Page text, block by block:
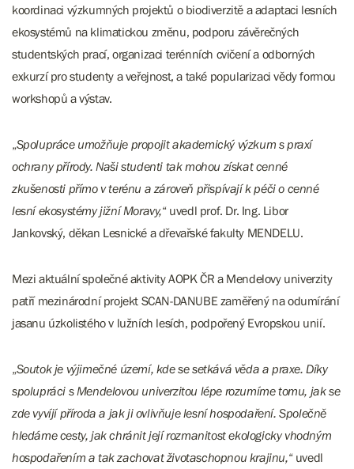
koordinaci výzkumných projektů o biodiverzitě a adaptaci lesních
ekosystémů na klimatickou změnu, podporu závěrečných
studentských prací, organizaci terénních cvičení a odborných
exkurzí pro studenty a veřejnost, a také popularizaci vědy formou
workshopů a výstav.
„Spolupráce umožňuje propojit akademický výzkum s praxí
ochrany přírody. Naši studenti tak mohou získat cenné
zkušenosti přímo v terénu a zároveň přispívají k péči o cenné
lesní ekosystémy jižní Moravy,“ uvedl prof. Dr. Ing. Libor
Jankovský, děkan Lesnické a dřevařské fakulty MENDELU.
Mezi aktuální společné aktivity AOPK ČR a Mendelovy univerzity
patří mezinárodní projekt SCAN-DANUBE zaměřený na odumírání
jasanu úzkolistého v lužních lesích, podpořený Evropskou unií.
„Soutok je výjimečné území, kde se setkává věda a praxe. Díky
spolupráci s Mendelovou univerzitou lépe rozumíme tomu, jak se
zde vyvíjí příroda a jak ji ovlivňuje lesní hospodaření. Společně
hledáme cesty, jak chránit její rozmanitost ekologicky vhodným
hospodařením a tak zachovat životaschopnou krajinu,“ uvedl